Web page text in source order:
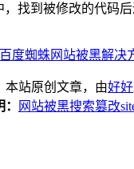
，找到被修改的代码后
百度蜘蛛网站被黑解决
本站原创文章，由好好
网站被黑搜索篡改